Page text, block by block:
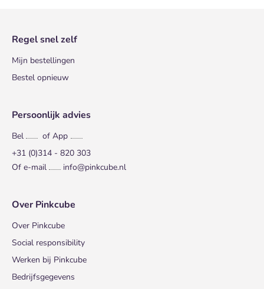
Regel snel zelf
Mijn bestellingen
Bestel opnieuw
Persoonlijk advies
Bel
of App
+31 (0)314 - 820 303
Of e-mail
info@pinkcube.nl
Over Pinkcube
Over Pinkcube
Social responsibility
Werken bij Pinkcube
Bedrijfsgegevens